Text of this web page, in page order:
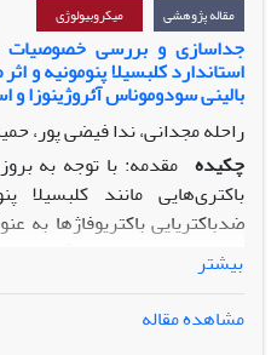
مقاله پژوهشی میکروبیولوژی
جداسازی و بررسی خصوصیات
استاندارد کلبسیلا پنومونیه و
بالینی سودوموناس آئروژینوزا
راحله مجدانی، ندا فیضی پور،
چکیده مقدمه: با توجه به
باکتری‌هایی مانند کلبسیلا
ضدباکتریایی باکتریوفاژها
عفونت­ها مورد توجه قرار گرفته است.
مواد و روش­ها: پس از جداسازی
بیشتر
مشاهده مقاله